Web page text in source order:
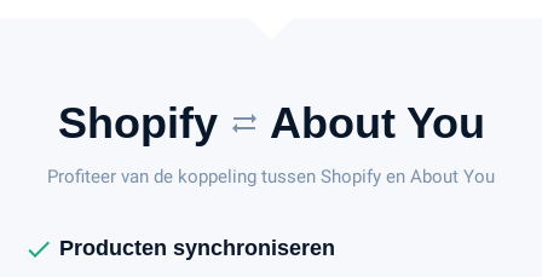
Shopify sync_alt About You
Profiteer van de koppeling tussen Shopify en About You
check Producten synchroniseren